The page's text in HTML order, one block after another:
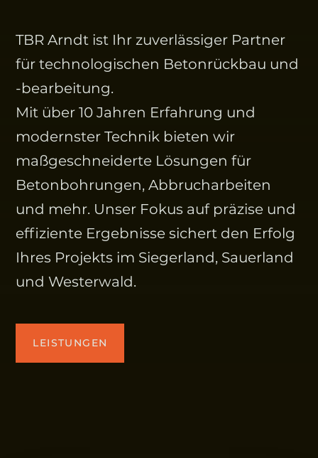
TBR Arndt ist Ihr zuverlässiger Partner
für technologischen Betonrückbau und
-bearbeitung.
Mit über 10 Jahren Erfahrung und
modernster Technik bieten wir
maßgeschneiderte Lösungen für
Betonbohrungen, Abbrucharbeiten
und mehr. Unser Fokus auf präzise und
effiziente Ergebnisse sichert den Erfolg
Ihres Projekts im Siegerland, Sauerland
und Westerwald.
LEISTUNGEN